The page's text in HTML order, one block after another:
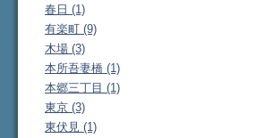
春日 (1)
有楽町 (9)
木場 (3)
本所吾妻橋 (1)
本郷三丁目 (1)
東京 (3)
東伏見 (1)